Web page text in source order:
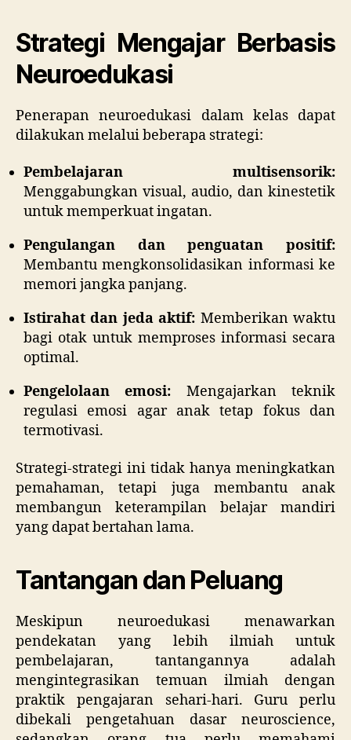
Strategi Mengajar Berbasis
Neuroedukasi
Penerapan neuroedukasi dalam kelas dapat
dilakukan melalui beberapa strategi:
Pembelajaran multisensorik:
Menggabungkan visual, audio, dan kinestetik
untuk memperkuat ingatan.
Pengulangan dan penguatan positif:
Membantu mengkonsolidasikan informasi ke
memori jangka panjang.
Istirahat dan jeda aktif: Memberikan waktu
bagi otak untuk memproses informasi secara
optimal.
Pengelolaan emosi: Mengajarkan teknik
regulasi emosi agar anak tetap fokus dan
termotivasi.
Strategi-strategi ini tidak hanya meningkatkan
pemahaman, tetapi juga membantu anak
membangun keterampilan belajar mandiri
yang dapat bertahan lama.
Tantangan dan Peluang
Meskipun neuroedukasi menawarkan
pendekatan yang lebih ilmiah untuk
pembelajaran, tantangannya adalah
mengintegrasikan temuan ilmiah dengan
praktik pengajaran sehari-hari. Guru perlu
dibekali pengetahuan dasar neuroscience,